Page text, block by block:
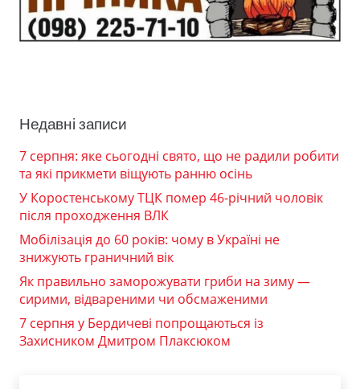
Недавні записи
7 серпня: яке сьогодні свято, що не радили робити
та які прикмети віщують ранню осінь
У Коростенському ТЦК помер 46-річний чоловік
після проходження ВЛК
Мобілізація до 60 років: чому в Україні не
знижують граничний вік
Як правильно заморожувати гриби на зиму —
сирими, відвареними чи обсмаженими
7 серпня у Бердичеві попрощаються із
Захисником Дмитром Плаксюком